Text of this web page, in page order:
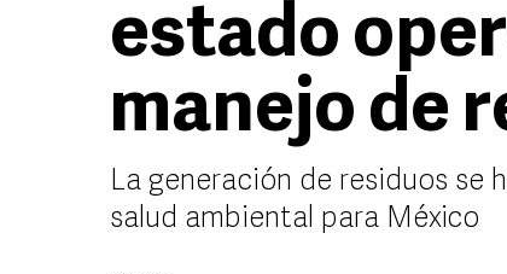
estado
manejo de
La generación de residuos se
salud ambiental para México